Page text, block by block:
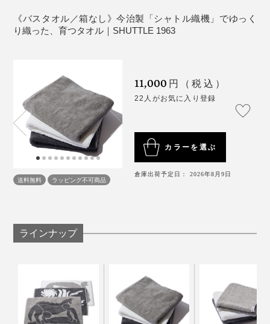
洗濯する際は、タオルのみで回すのがベストではありま
すが、他の衣類と一緒の場合は、洗濯ネットの使用を推
乾燥は、「陰干し」がおすすめ。直射日光は繊維を固く
してしまいます。
タンブラー乾燥する場合も、タオルのみにするのがおす
すめ。乾きにくいデニムなどと一緒にすると、タオルを
より長時間熱風にさらすことになり、繊維を傷める原因
になります。
人で使っても水分が床に貫通しません。
バスマットとしては高価ですが、アートを購入すること
を思えば妥当だと思います！
《バスタオル／箱なし》今治製「シャトル織機」でゆっく
り織った、育つタオル｜SHUTTLE 1963
送料無料 ラッピング不可商品
11,000 円（税込）
22人がお気に入り登録
カラーを選ぶ
倉庫出荷予定日： 2026年8月9日
ラインナップ